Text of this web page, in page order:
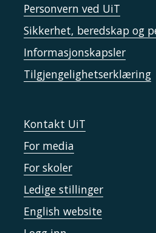
Personvern ved UiT
Sikkerhet, beredskap og
Informasjonskapsler
Tilgjengelighetserklæring
Kontakt UiT
For media
For skoler
Ledige stillinger
English website